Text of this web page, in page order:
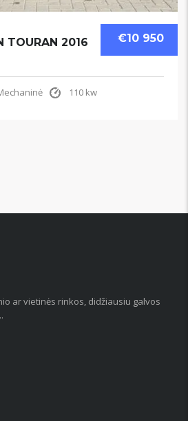
€10 950
TOURAN 2016
110 kw
ar vietinės rinkos, didžiausiu galvos